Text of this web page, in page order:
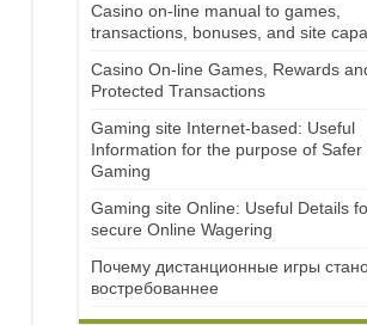
Casino on-line manual to games,
transactions, bonuses, and site
Casino On-line Games, Rewards
Protected Transactions
Gaming site Internet-based: Useful
Information for the purpose of Safer
Gaming
Gaming site Online: Useful Details
secure Online Wagering
Почему дистанционные игры
востребованнее